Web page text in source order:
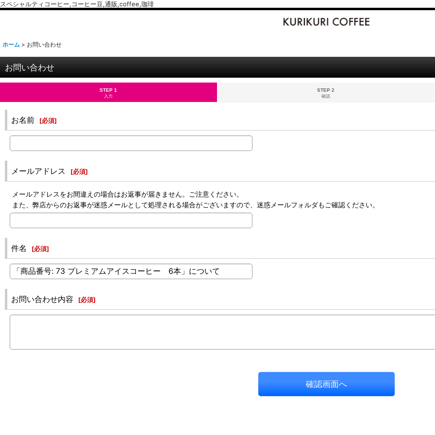
スペシャルティコーヒー,コーヒー豆,通販,coffee,珈琲
ホーム > お問い合わせ
お問い合わせ
STEP 1
入力
STEP 2
確認
お名前 [必須]
メールアドレス [必須]
メールアドレスをお間違えの場合はお返事が届きません。ご注意ください。
また、弊店からのお返事が迷惑メールとして処理される場合がございますので、迷惑メールフォルダもご確認ください。
件名 [必須]
お問い合わせ内容 [必須]
確認画面へ